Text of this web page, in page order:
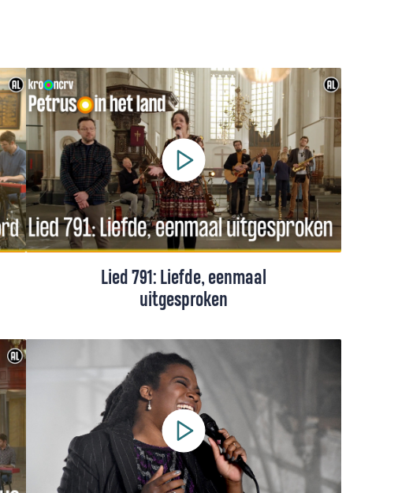
Lied 791: Liefde, eenmaal
uitgesproken
Lied 791 uit het Liedboek. Kerklied 'Liefde,
eenmaal uitgesproken' is een geliefd
gezang over Gods liefde, vaak gezongen
bij huwelijken. Met tekst en toelichting.